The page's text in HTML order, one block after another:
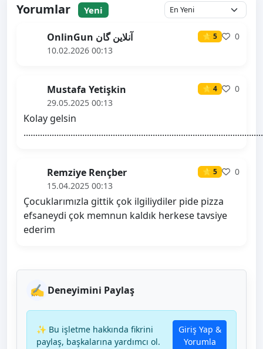
Yorumlar Yeni
OnlinGun آنلاین گان ⭐ 5
0
10.02.2026 00:13
Mustafa Yetişkin ⭐ 4
0
29.05.2025 00:13
Kolay gelsin
Remziye Rençber ⭐ 5
0
15.04.2025 00:13
Çocuklarımızla gittik çok ilgiliydiler pide pizza
efsaneydi çok memnun kaldık herkese tavsiye
ederim
✍️ Deneyimini Paylaş
✨ Bu işletme hakkında fikrini
paylaş, başkalarına yardımcı ol.
Giriş Yap &
Yorumla